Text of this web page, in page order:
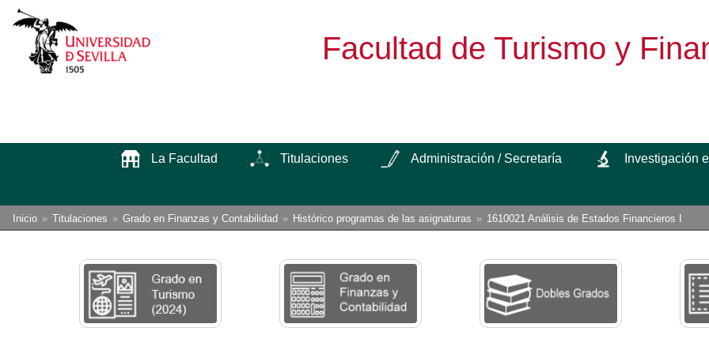
Facultad de Turismo y
La Facultad Titulaciones Administración / Secretaría Investigación
Enlaces
Está
Inicio Titulaciones Grado en Finanzas y Contabilidad Histórico programas de las asignaturas 1610021 Análisis de Estados Financieros I